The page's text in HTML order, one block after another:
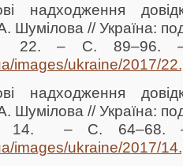
// Україна:
– С. 89–96. –
images/ukraine/2017/
// Україна:
– С. 64–68. –
images/ukraine/2017/